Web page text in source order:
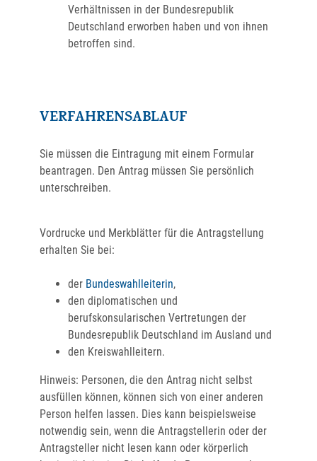
Verhältnissen in der Bundesrepublik
Deutschland erworben haben und von ihnen
betroffen sind.
VERFAHRENSABLAUF
Sie müssen die Eintragung mit einem Formular
beantragen. Den Antrag müssen Sie persönlich
unterschreiben.
Vordrucke und Merkblätter für die Antragstellung
erhalten Sie bei:
der Bundeswahlleiterin,
den diplomatischen und
berufskonsularischen Vertretungen der
Bundesrepublik Deutschland im Ausland und
den Kreiswahlleitern.
Hinweis: Personen, die den Antrag nicht selbst
ausfüllen können, können sich von einer anderen
Person helfen lassen. Dies kann beispielsweise
notwendig sein, wenn die Antragstellerin oder der
Antragsteller nicht lesen kann oder körperlich